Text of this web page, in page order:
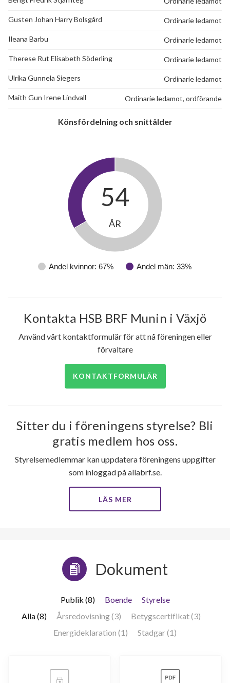
Gusten Johan Harry Bolsgård Ordinarie ledamot
Ileana Barbu Ordinarie ledamot
Therese Rut Elisabeth Söderling Ordinarie ledamot
Ulrika Gunnela Siegers Ordinarie ledamot
Maith Gun Irene Lindvall Ordinarie ledamot, ordförande
Könsfördelning och snittålder
Andel kvinnor: 67% Andel män: 33%
54
ÅR
Kontakta HSB BRF Munin i Växjö
Använd vårt kontaktformulär för att nå föreningen eller
förvaltare
KONTAKTFORMULÄR
Sitter du i föreningens styrelse? Bli
gratis medlem hos oss.
Styrelsemedlemmar kan uppdatera föreningens uppgifter
som inloggad på allabrf.se.
LÄS MER
Dokument
Publik (8) Boende
Styrelse
Alla (8)
Årsredovisning (3)
Betygscertifikat (3)
Energideklaration (1)
Stadgar (1)